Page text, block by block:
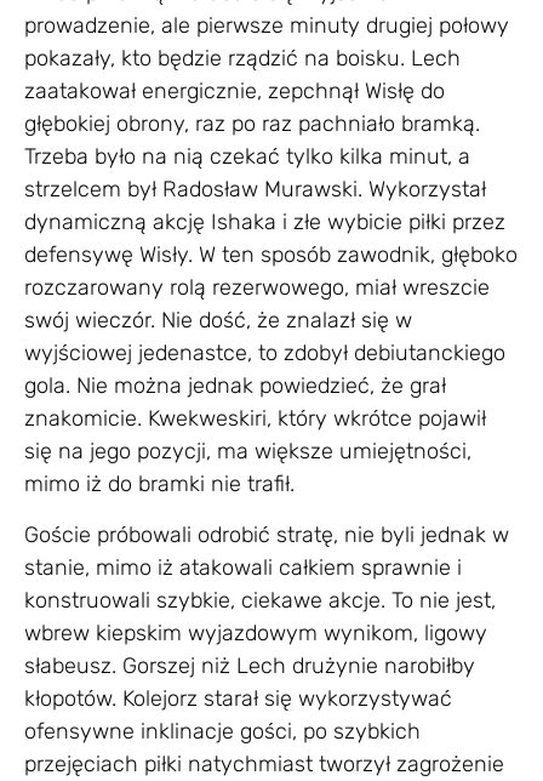
prowadzenie, ale pierwsze minuty drugiej połowy
pokazały, kto będzie rządzić na boisku. Lech
zaatakował energicznie, zepchnął Wisłę do
głębokiej obrony, raz po raz pachniało bramką.
Trzeba było na nią czekać tylko kilka minut, a
strzelcem był Radosław Murawski. Wykorzystał
dynamiczną akcję Ishaka i złe wybicie piłki przez
defensywę Wisły. W ten sposób zawodnik, głęboko
rozczarowany rolą rezerwowego, miał wreszcie
swój wieczór. Nie dość, że znalazł się w
wyjściowej jedenastce, to zdobył debiutanckiego
gola. Nie można jednak powiedzieć, że grał
znakomicie. Kwekweskiri, który wkrótce pojawił
się na jego pozycji, ma większe umiejętności,
mimo iż do bramki nie trafił.
Goście próbowali odrobić stratę, nie byli jednak w
stanie, mimo iż atakowali całkiem sprawnie i
konstruowali szybkie, ciekawe akcje. To nie jest,
wbrew kiepskim wyjazdowym wynikom, ligowy
słabeusz. Gorszej niż Lech drużynie narobiłby
kłopotów. Kolejorz starał się wykorzystywać
ofensywne inklinacje gości, po szybkich
przejęciach piłki natychmiast tworzył zagrożenie